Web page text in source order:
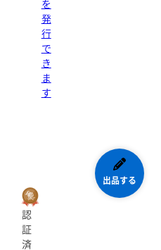
を
発
行
で
き
ま
す
認
証
済
出品する